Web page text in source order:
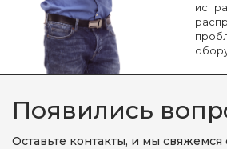
Появились
Оставьте контакты, и мы свяжемся